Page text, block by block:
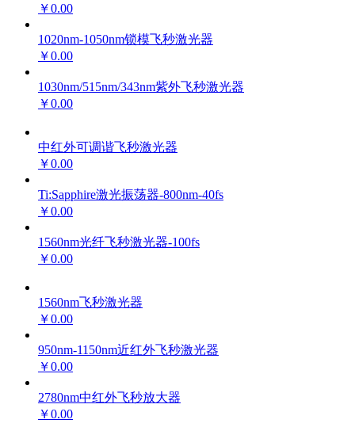
￥0.00
1020nm-1050nm锁模飞秒激光器
￥0.00
1030nm/515nm/343nm紫外飞秒激光器
￥0.00
中红外可调谐飞秒激光器
￥0.00
Ti:Sapphire激光振荡器-800nm-40fs
￥0.00
1560nm光纤飞秒激光器-100fs
￥0.00
1560nm飞秒激光器
￥0.00
950nm-1150nm近红外飞秒激光器
￥0.00
2780nm中红外飞秒放大器
￥0.00